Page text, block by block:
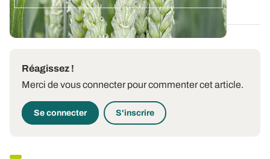
Réagissez !
Merci de vous connecter pour commenter cet article.
Se connecter S'inscrire